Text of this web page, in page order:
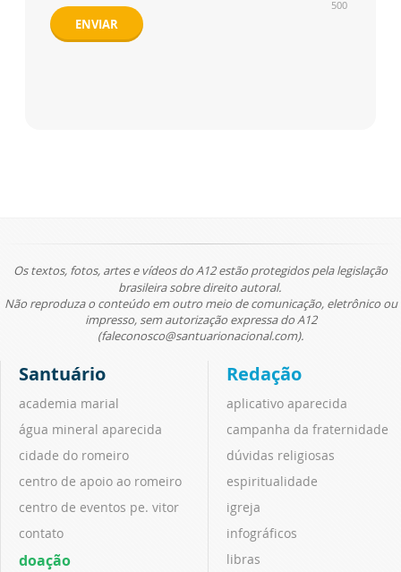
500
ENVIAR
Os textos, fotos, artes e vídeos do A12 estão protegidos pela legislação
brasileira sobre direito autoral.
Não reproduza o conteúdo em outro meio de comunicação, eletrônico ou
impresso, sem autorização expressa do A12
(faleconosco@santuarionacional.com).
Santuário
academia marial
água mineral aparecida
cidade do romeiro
centro de apoio ao romeiro
centro de eventos pe. vitor
contato
doação
Redação
aplicativo aparecida
campanha da fraternidade
dúvidas religiosas
espiritualidade
igreja
infográficos
libras